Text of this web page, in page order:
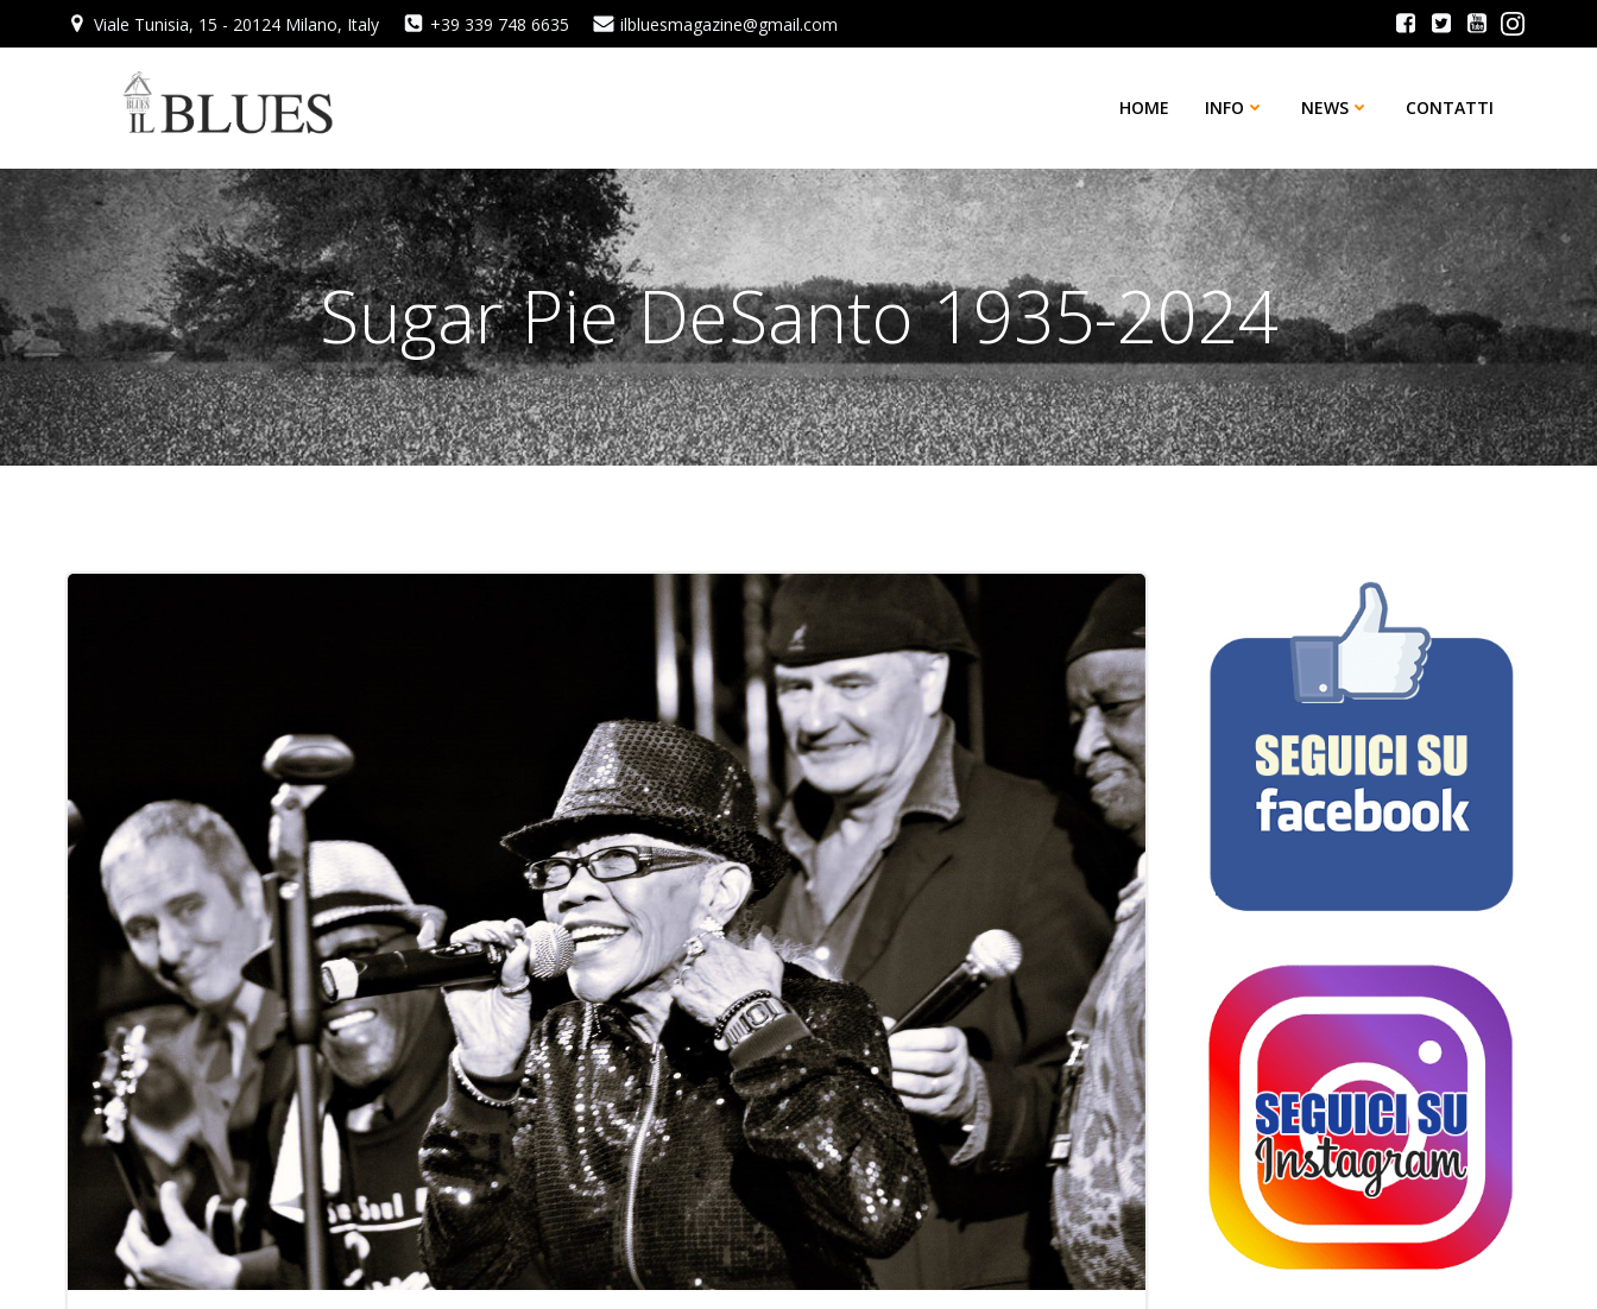
al
Viale Tunisia, 15 - 20124 Milano, Italy +39 339 748 6635 ilbluesmagazine@gmail.com
HOME INFO NEWS CONTATTI
Sugar Pie DeSanto 1935-2024